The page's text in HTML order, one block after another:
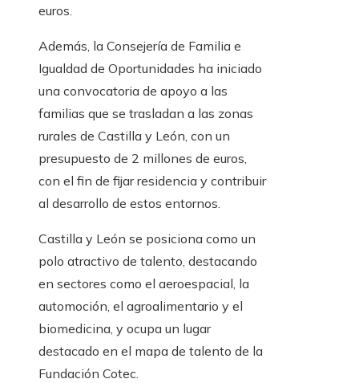
euros.
Además, la Consejería de Familia e
Igualdad de Oportunidades ha iniciado
una convocatoria de apoyo a las
familias que se trasladan a las zonas
rurales de Castilla y León, con un
presupuesto de 2 millones de euros,
con el fin de fijar residencia y contribuir
al desarrollo de estos entornos.
Castilla y León se posiciona como un
polo atractivo de talento, destacando
en sectores como el aeroespacial, la
automoción, el agroalimentario y el
biomedicina, y ocupa un lugar
destacado en el mapa de talento de la
Fundación Cotec.